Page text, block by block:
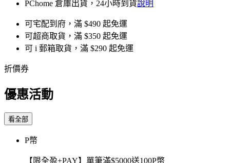
PChome 倉庫出貨，24小時到貨說明
可宅配到府，滿 $490 起免運
可超商取貨，滿 $350 起免運
可 i 郵箱取貨，滿 $290 起免運
折價券
優惠活動
看全部
P幣
【限全盈+PAY】單筆滿$5000送100P幣